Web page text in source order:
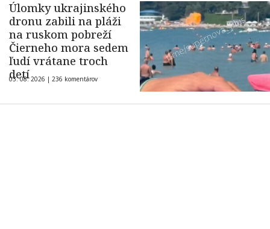
Úlomky ukrajinského
dronu zabili na pláži
na ruskom pobreží
Čierneho mora sedem
ľudí vrátane troch
detí
03. 08. 2026 | 236 komentárov